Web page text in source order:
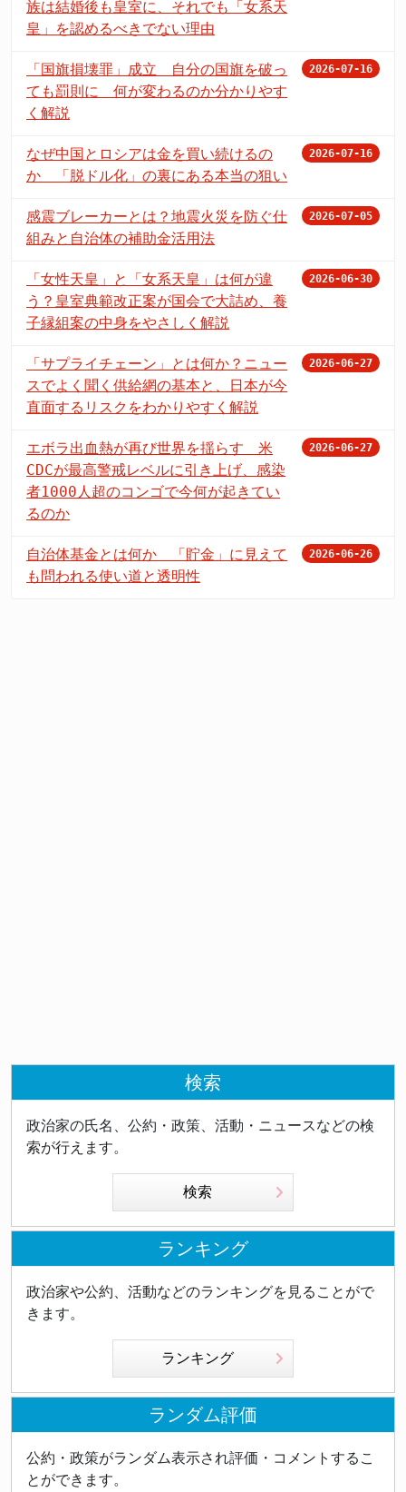
族は結婚後も皇室に、それでも「女系天
皇」を認めるべきでない理由
「国旗損壊罪」成立 自分の国旗を破っ
ても罰則に 何が変わるのか分かりやす
く解説
2026-07-16
なぜ中国とロシアは金を買い続けるの
か 「脱ドル化」の裏にある本当の狙い
2026-07-16
感震ブレーカーとは？地震火災を防ぐ仕
組みと自治体の補助金活用法
2026-07-05
「女性天皇」と「女系天皇」は何が違
う？皇室典範改正案が国会で大詰め、養
子縁組案の中身をやさしく解説
2026-06-30
「サプライチェーン」とは何か？ニュー
スでよく聞く供給網の基本と、日本が今
直面するリスクをわかりやすく解説
2026-06-27
エボラ出血熱が再び世界を揺らす 米
CDCが最高警戒レベルに引き上げ、感染
者1000人超のコンゴで今何が起きてい
るのか
2026-06-27
自治体基金とは何か 「貯金」に見えて
も問われる使い道と透明性
2026-06-26
検索
政治家の氏名、公約・政策、活動・ニュースなどの検
索が行えます。
検索
ランキング
政治家や公約、活動などのランキングを見ることがで
きます。
ランキング
ランダム評価
公約・政策がランダム表示され評価・コメントするこ
とができます。